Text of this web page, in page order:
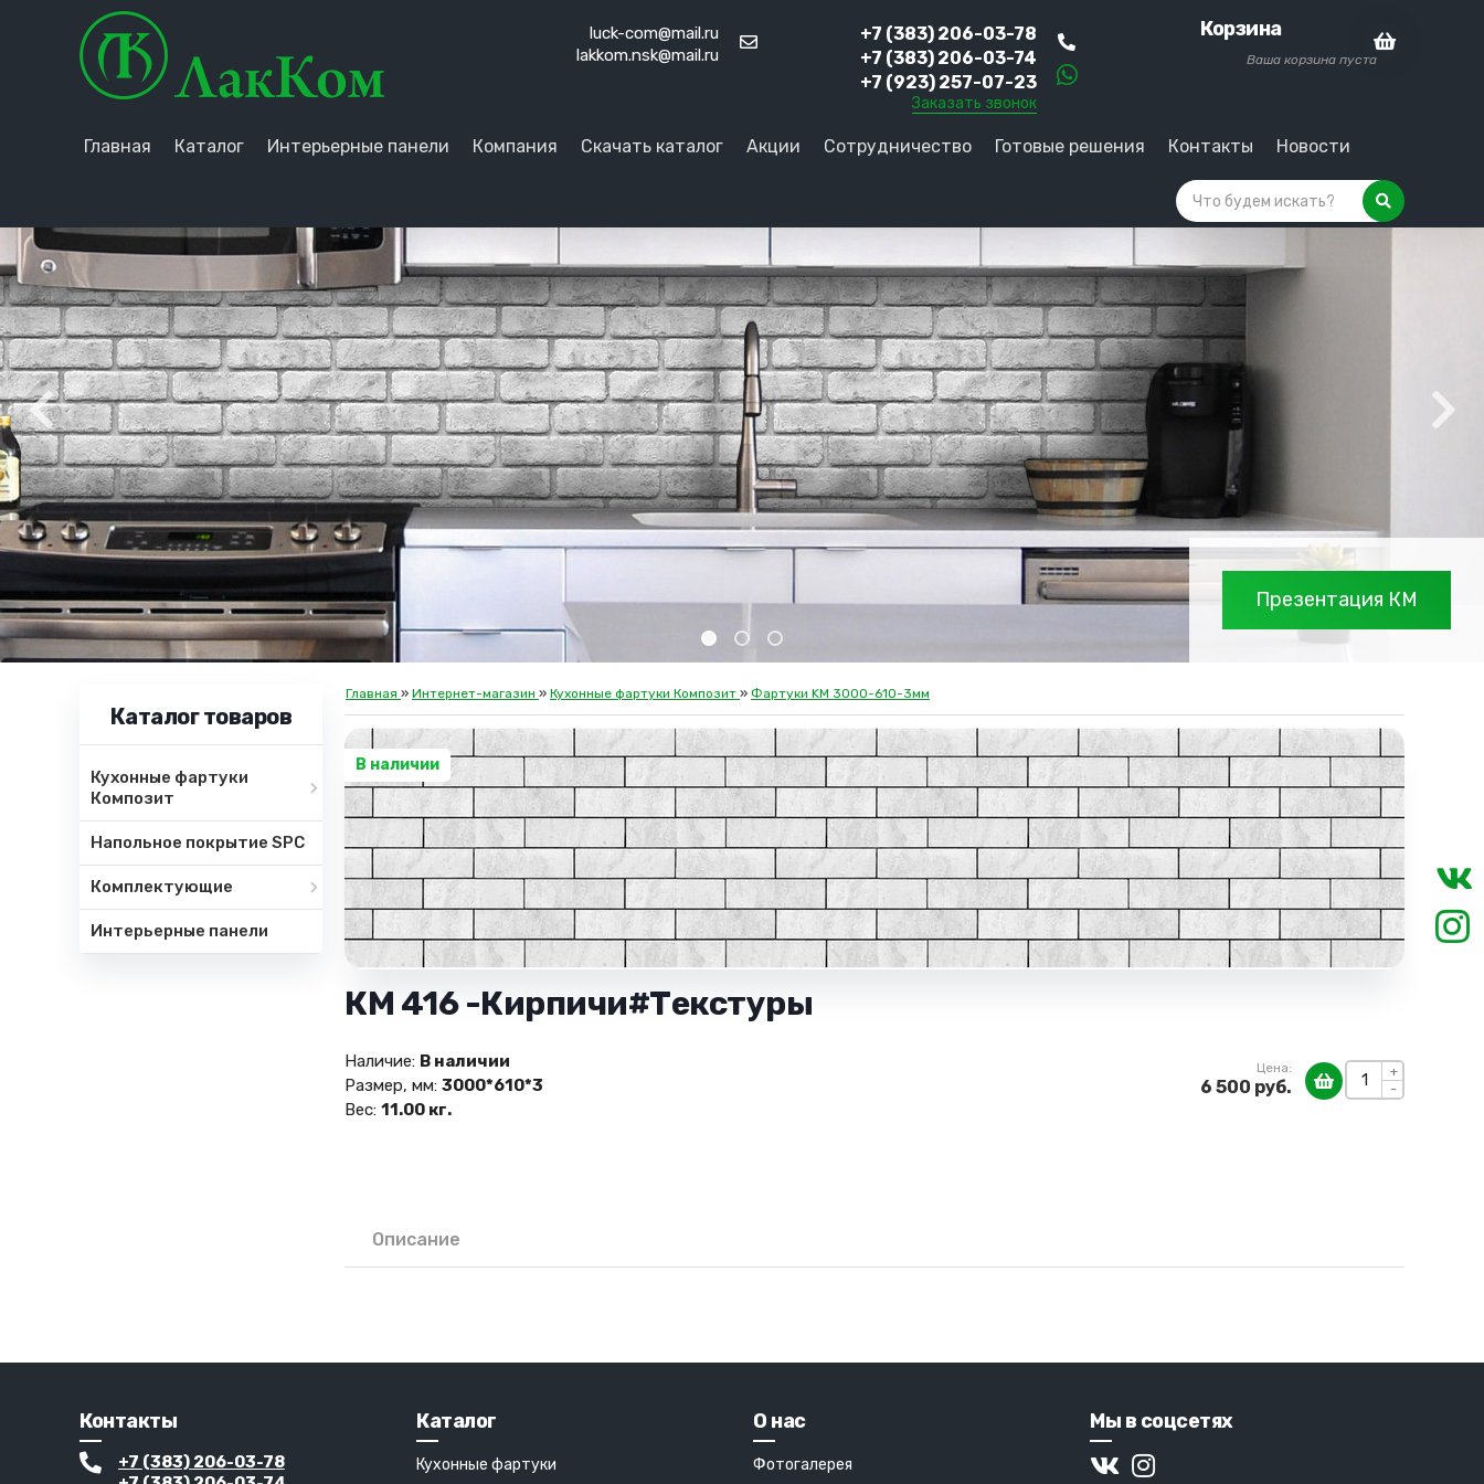
luck-com@mail.ru
lakkom.nsk@mail.ru
+7 (383) 206-03-78
+7 (383) 206-03-74
+7 (923) 257-07-23
Заказать звонок
Корзина
Ваша корзина пуста
Главная Каталог Интерьерные панели Компания Скачать каталог Акции Сотрудничество Готовые решения Контакты Новости
Презентация КМ
Каталог товаров
Кухонные фартуки
Композит
Напольное покрытие SPC
Комплектующие
Интерьерные панели
Главная » Интернет-магазин » Кухонные фартуки Композит » Фартуки KM 3000-610-3мм
В наличии
КМ 416 -Кирпичи#Текстуры
+
-
Цена:
6 500 руб.
Наличие: В наличии
Размер, мм: 3000*610*3
Вес: 11.00 кг.
Описание
Контакты
+7 (383) 206-03-78
Каталог
Кухонные фартуки
О нас
Фотогалерея
Мы в соцсетях